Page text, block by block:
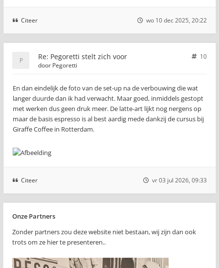
Citeer wo 10 dec 2025, 20:22
Re: Pegoretti stelt zich voor
10
door Pegoretti
En dan eindelijk de foto van de set-up na de verbouwing die wat
langer duurde dan ik had verwacht. Maar goed, inmiddels gestopt
met werken dus geen druk meer. De latte-art lijkt nog nergens op
maar de basis espresso is al best aardig mede dankzij de cursus bij
Giraffe Coffee in Rotterdam.
Citeer vr 03 jul 2026, 09:33
Onze Partners
Zonder partners zou deze website niet bestaan, wij zijn dan ook
trots om ze hier te presenteren..